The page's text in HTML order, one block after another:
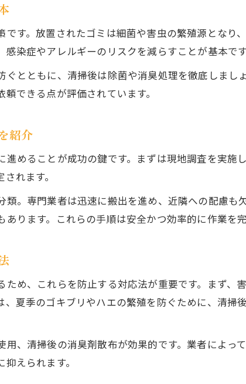
す。放置されたゴミは細菌や害虫の繁殖源となり
染症やアレルギーのリスクを減らすことが基本で
とともに、清掃後は除菌や消臭処理を徹底しま
できる点が評価されています。
紹介
めることが成功の鍵です。まずは現地調査を実施
れます。
。専門業者は迅速に搬出を進め、近隣への配慮
ります。これらの手順は安全かつ効率的に作業を
め、これらを防止する対応法が重要です。まず、
夏季のゴキブリやハエの繁殖を防ぐために、清掃
、清掃後の消臭剤散布が効果的です。業者によっ
えられます。